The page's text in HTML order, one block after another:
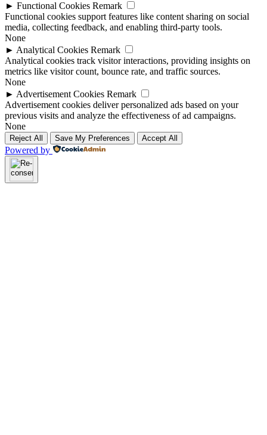
► Functional Cookies Remark
Functional cookies support features like content sharing on social
media, collecting feedback, and enabling third-party tools.
None
► Analytical Cookies Remark
Analytical cookies track visitor interactions, providing insights on
metrics like visitor count, bounce rate, and traffic sources.
None
► Advertisement Cookies Remark
Advertisement cookies deliver personalized ads based on your
previous visits and analyze the effectiveness of ad campaigns.
None
Reject All Save My Preferences Accept All
Powered by